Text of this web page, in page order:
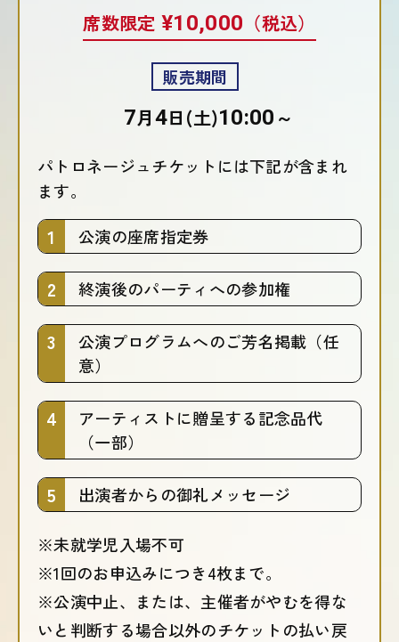
席数限定¥10,000 （税込）
販売期間
7月4日(土)10:00 ～
パトロネージュチケットには下記が含まれ
ます。
公演の座席指定券
終演後のパーティへの参加権
公演プログラムへのご芳名掲載（任
意）
アーティストに贈呈する記念品代
（一部）
出演者からの御礼メッセージ
※未就学児入場不可
※1回のお申込みにつき4枚まで。
※公演中止、または、主催者がやむを得な
いと判断する場合以外のチケットの払い戻